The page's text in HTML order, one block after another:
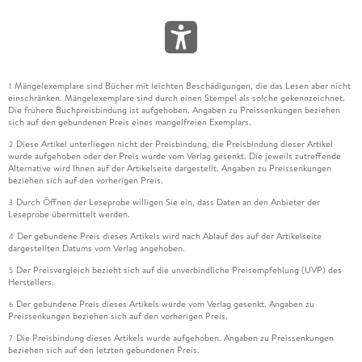
1 Mängelexemplare sind Bücher mit leichten Beschädigungen, die das Lesen aber nicht
einschränken. Mängelexemplare sind durch einen Stempel als solche gekennzeichnet.
Die frühere Buchpreisbindung ist aufgehoben. Angaben zu Preissenkungen beziehen
sich auf den gebundenen Preis eines mangelfreien Exemplars.
2 Diese Artikel unterliegen nicht der Preisbindung, die Preisbindung dieser Artikel
wurde aufgehoben oder der Preis wurde vom Verlag gesenkt. Die jeweils zutreffende
Alternative wird Ihnen auf der Artikelseite dargestellt. Angaben zu Preissenkungen
beziehen sich auf den vorherigen Preis.
3 Durch Öffnen der Leseprobe willigen Sie ein, dass Daten an den Anbieter der
Leseprobe übermittelt werden.
4 Der gebundene Preis dieses Artikels wird nach Ablauf des auf der Artikelseite
dargestellten Datums vom Verlag angehoben.
5 Der Preisvergleich bezieht sich auf die unverbindliche Preisempfehlung (UVP) des
Herstellers.
6 Der gebundene Preis dieses Artikels wurde vom Verlag gesenkt. Angaben zu
Preissenkungen beziehen sich auf den vorherigen Preis.
7 Die Preisbindung dieses Artikels wurde aufgehoben. Angaben zu Preissenkungen
beziehen sich auf den letzten gebundenen Preis.